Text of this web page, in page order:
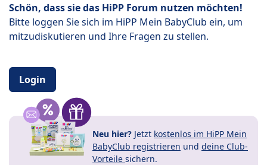
Schön, dass sie das HiPP Forum nutzen möchten!
Bitte loggen Sie sich im HiPP Mein BabyClub ein, um
mitzudiskutieren und Ihre Fragen zu stellen.
Login
Neu hier? Jetzt kostenlos im HiPP Mein
BabyClub registrieren und deine Club-
Vorteile sichern.